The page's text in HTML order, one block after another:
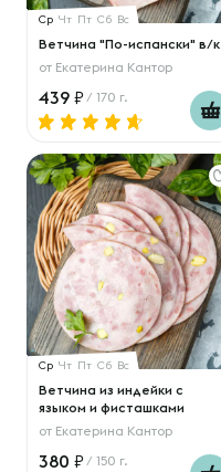
Ср Чт Пт Сб Вс
Ветчина "По-испански" в/к
от Екатерина Кантор
439 / 170 г.
Ср Чт Пт Сб Вс
Ветчина из индейки с
языком и фисташками
от Екатерина Кантор
380 / 150 г.